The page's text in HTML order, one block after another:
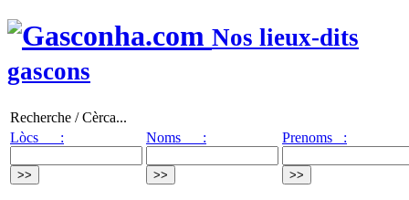
Nos lieux-dits
gascons
Recherche / Cèrca...
Lòcs :
Noms : Prenoms :